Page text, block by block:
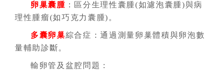
卵巢囊腫 ：區分生理性囊腫(如濾泡囊腫)與病
理性腫瘤(如巧克力囊腫)。
多囊卵巢綜合症：通過測量卵巢體積與卵泡數
量輔助診斷。
輸卵管及盆腔問題：